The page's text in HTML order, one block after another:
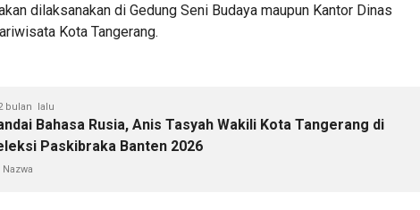
dilaksanakan di Gedung Seni Budaya maupun Kantor Dinas
Kota Tangerang.
bulan lalu
Bahasa Rusia, Anis Tasyah Wakili Kota Tangerang di
Paskibraka Banten 2026
Nazwa